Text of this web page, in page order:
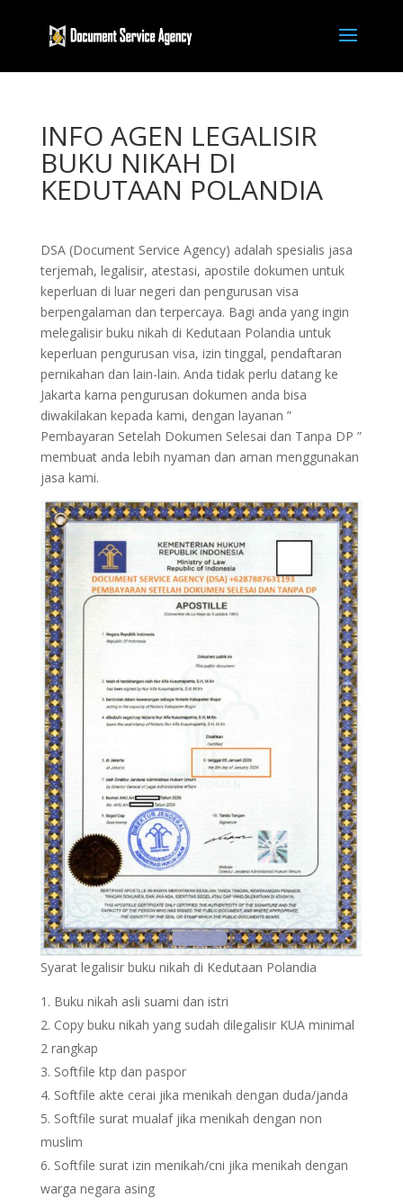
INFO AGEN LEGALISIR
BUKU NIKAH DI
KEDUTAAN POLANDIA
DSA (Document Service Agency) adalah spesialis jasa
terjemah, legalisir, atestasi, apostile dokumen untuk
keperluan di luar negeri dan pengurusan visa
berpengalaman dan terpercaya. Bagi anda yang ingin
melegalisir buku nikah di Kedutaan Polandia untuk
keperluan pengurusan visa, izin tinggal, pendaftaran
pernikahan dan lain-lain. Anda tidak perlu datang ke
Jakarta karna pengurusan dokumen anda bisa
diwakilakan kepada kami, dengan layanan ”
Pembayaran Setelah Dokumen Selesai dan Tanpa DP ”
membuat anda lebih nyaman dan aman menggunakan
jasa kami.
Syarat legalisir buku nikah di Kedutaan Polandia
Buku nikah asli suami dan istri
Copy buku nikah yang sudah dilegalisir KUA minimal
2 rangkap
Softfile ktp dan paspor
Softfile akte cerai jika menikah dengan duda/janda
Softfile surat mualaf jika menikah dengan non
muslim
Softfile surat izin menikah/cni jika menikah dengan
warga negara asing